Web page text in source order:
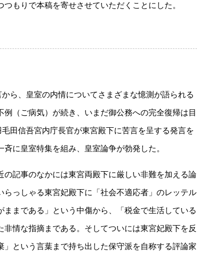
もりで本稿を寄せさせていただくことにした。
ら、皇室の内情についてさまざまな憶測が語られる
（ご病気）が続き、いまだ御公務への完全復帰は目
田信吾宮内庁長官が東宮殿下に苦言を呈する発言を
に皇室特集を組み、皇室論争が勃発した。
記事のなかには東宮両殿下に厳しい非難を加える論
っしゃる東宮妃殿下に「社会不適応者」のレッテル
まである」という中傷から、「税金で生活している
情な指摘まである。そしてついには東宮妃殿下を反
という言葉まで持ち出した保守派を自称する評論家